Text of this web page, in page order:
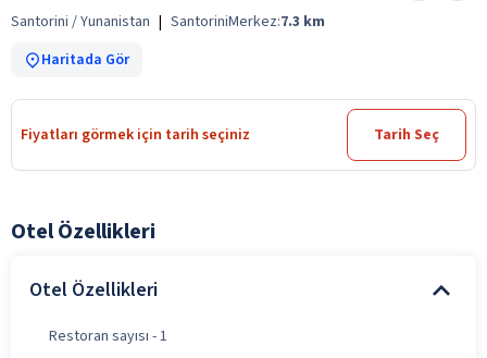
Santorini / Yunanistan | SantoriniMerkez:7.3 km
Haritada Gör
Fiyatları görmek için tarih seçiniz Tarih Seç
Otel Özellikleri
Otel Özellikleri
Restoran sayısı - 1